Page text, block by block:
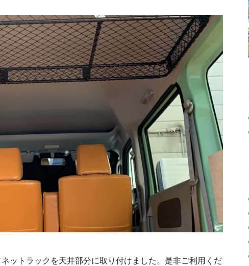
ットラックを天井部分に取り付けました。是非ご利用くだ